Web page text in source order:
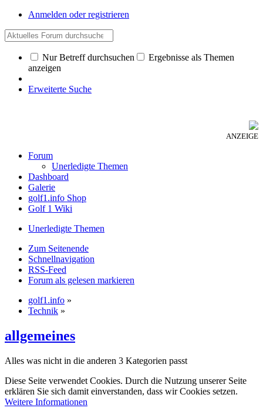
Anmelden oder registrieren
Nur Betreff durchsuchen
Ergebnisse als Themen
anzeigen
Erweiterte Suche
ANZEIGE
Forum
Unerledigte Themen
Dashboard
Galerie
golf1.info Shop
Golf 1 Wiki
Unerledigte Themen
Zum Seitenende
Schnellnavigation
RSS-Feed
Forum als gelesen markieren
golf1.info »
Technik »
allgemeines
Alles was nicht in die anderen 3 Kategorien passt
Diese Seite verwendet Cookies. Durch die Nutzung unserer Seite
erklären Sie sich damit einverstanden, dass wir Cookies setzen.
Weitere Informationen